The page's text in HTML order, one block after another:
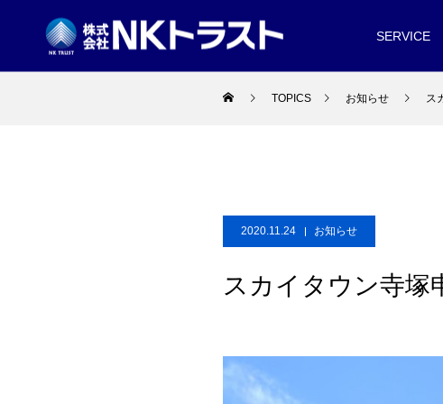
SERVICE
TOPICS お知らせ ス
2020.11.24 お知らせ
スカイタウン寺塚